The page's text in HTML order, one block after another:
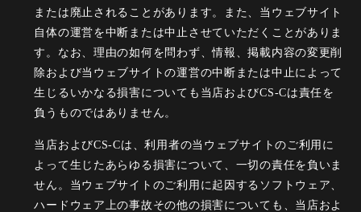
または廃止されることがあります。また、当ウェブサイト
自体の運営を中断または中止させていただくことがありま
す。なお、理由の如何を問わず、情報、掲載内容の変更削
除および当ウェブサイトの運営の中断または中止によって
生じるいかなる損害についても当店およびCS-Cは責任を
負うものではありません。
当店およびCS-Cは、利用者の当ウェブサイトのご利用に
よって生じたあらゆる損害について、一切の責任を負いま
せん。当ウェブサイトのご利用に起因するソフトウェア、
ハードウェア上の事故その他の損害についても、当店およ